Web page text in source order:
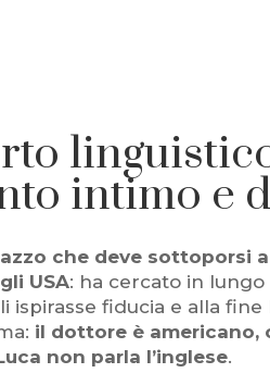
intimo e
che deve sottoporsi
USA: ha cercato in
ispirasse fiducia e alla fine
il dottore è americano,
non parla l’inglese.